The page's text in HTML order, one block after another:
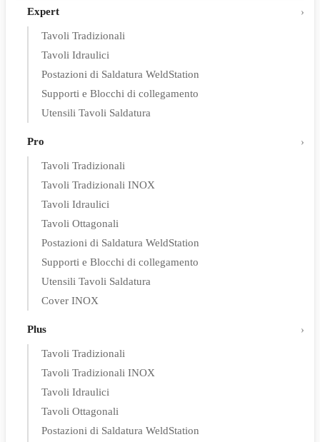
Expert
Tavoli Tradizionali
Tavoli Idraulici
Postazioni di Saldatura WeldStation
Supporti e Blocchi di collegamento
Utensili Tavoli Saldatura
Pro
Tavoli Tradizionali
Tavoli Tradizionali INOX
Tavoli Idraulici
Tavoli Ottagonali
Postazioni di Saldatura WeldStation
Supporti e Blocchi di collegamento
Utensili Tavoli Saldatura
Cover INOX
Plus
Tavoli Tradizionali
Tavoli Tradizionali INOX
Tavoli Idraulici
Tavoli Ottagonali
Postazioni di Saldatura WeldStation